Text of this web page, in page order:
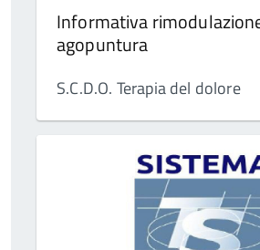
Informativa
agopuntura
S.C.D.O. Terapia del dolore